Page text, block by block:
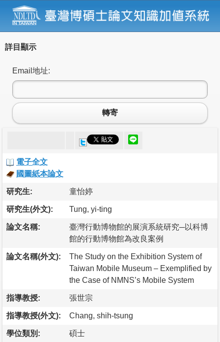
詳目顯示
Email地址:
轉寄
電子全文
國圖紙本論文
研究生: 童怡婷
研究生(外文): Tung, yi-ting
論文名稱:
臺灣行動博物館的展演系統研究─以科博
館的行動博物館為改良案例
論文名稱(外文):
The Study on the Exhibition System of
Taiwan Mobile Museum – Exemplified by
the Case of NMNS’s Mobile System
指導教授: 張世宗
指導教授(外文): Chang, shih-tsung
學位類別: 碩士